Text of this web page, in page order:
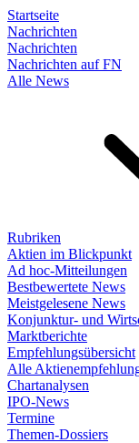
Startseite
Nachrichten
Nachrichten
Nachrichten auf FN
Alle News
Rubriken
Aktien im Blickpunkt
Ad hoc-Mitteilungen
Bestbewertete News
Meistgelesene News
Konjunktur- und
Marktberichte
Empfehlungsübersicht
Alle
Chartanalysen
IPO-News
Termine
Themen-Dossiers